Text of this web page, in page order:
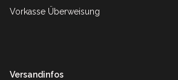
Vorkasse Überweisung
Versandinfos